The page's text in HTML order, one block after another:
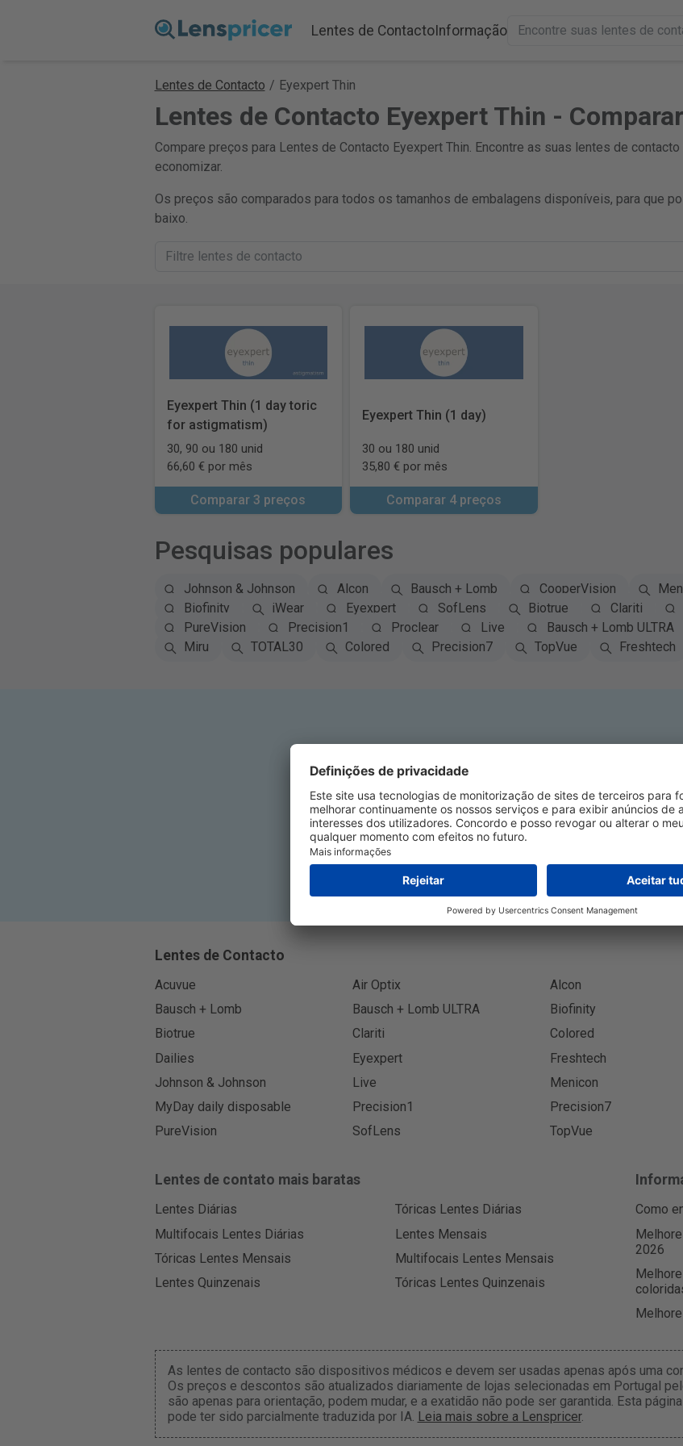
Lentes de ContactoInformação
Lentes de Contacto / Eyexpert Thin
Lentes de Contacto Eyexpert Thin -
Compare preços para Lentes de Contacto Eyexpert Thin. Encontre as suas lentes de
economizar.
Os preços são comparados para todos os tamanhos de embalagens disponíveis, para que
baixo.
Eyexpert Thin (1 day toric
for astigmatism)
30, 90 ou 180 unid
66,60 € por mês
Comparar 3 preços
Eyexpert Thin (1 day)
30 ou 180 unid
35,80 € por mês
Comparar 4 preços
Pesquisas populares
Johnson & Johnson Alcon Bausch + Lomb CooperVision
Biofinity
iWear Eyexpert SofLens Biotrue Clariti
PureVision
Precision1 Proclear Live Bausch + Lomb ULTRA
Miru
TOTAL30 Colored Precision7 TopVue Freshtech
Inscreva-se no Boletim
Lentes de Contacto
Acuvue Air Optix Alcon
Bausch + Lomb
Bausch + Lomb ULTRA Biofinity
Biotrue
Clariti Colored
Dailies
Eyexpert Freshtech
Johnson & Johnson
Live Menicon
MyDay daily disposable
Precision1 Precision7
PureVision
SofLens TopVue
Lentes de contato mais baratas
Lentes Diárias
Tóricas Lentes Diárias
Multifocais Lentes Diárias
Lentes Mensais
Tóricas Lentes Mensais
Multifocais Lentes Mensais
Lentes Quinzenais
Tóricas Lentes Quinzenais
Como
2026
As lentes de contacto são dispositivos médicos e devem ser usadas apenas após uma
Os preços e descontos são atualizados diariamente de lojas selecionadas em Portugal
são apenas para orientação, podem mudar, e a exatidão não pode ser garantida. Esta
pode ter sido parcialmente traduzida por IA. Leia mais sobre a Lenspricer.